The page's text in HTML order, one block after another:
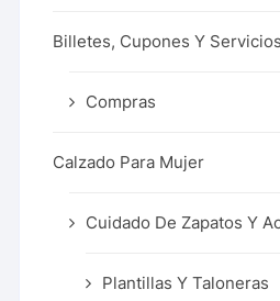
Billetes, Cupones Y Servicios
Compras
Calzado Para Mujer
Cuidado De Zapatos Y
Plantillas Y Taloneras